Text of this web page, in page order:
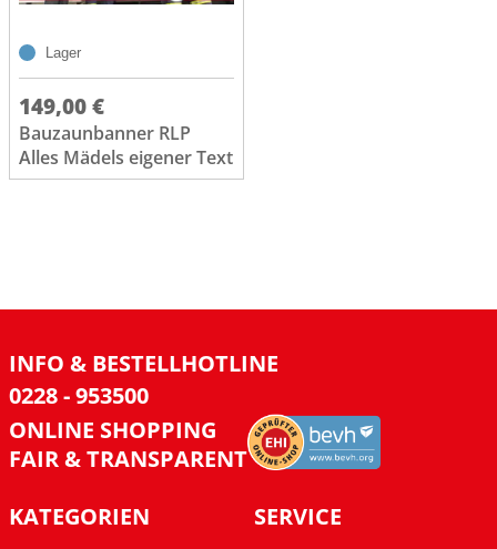
Lager
149,00 €
Bauzaunbanner RLP
Alles Mädels eigener Text
INFO & BESTELLHOTLINE
0228 - 953500
ONLINE SHOPPING
FAIR & TRANSPARENT
KATEGORIEN
SERVICE